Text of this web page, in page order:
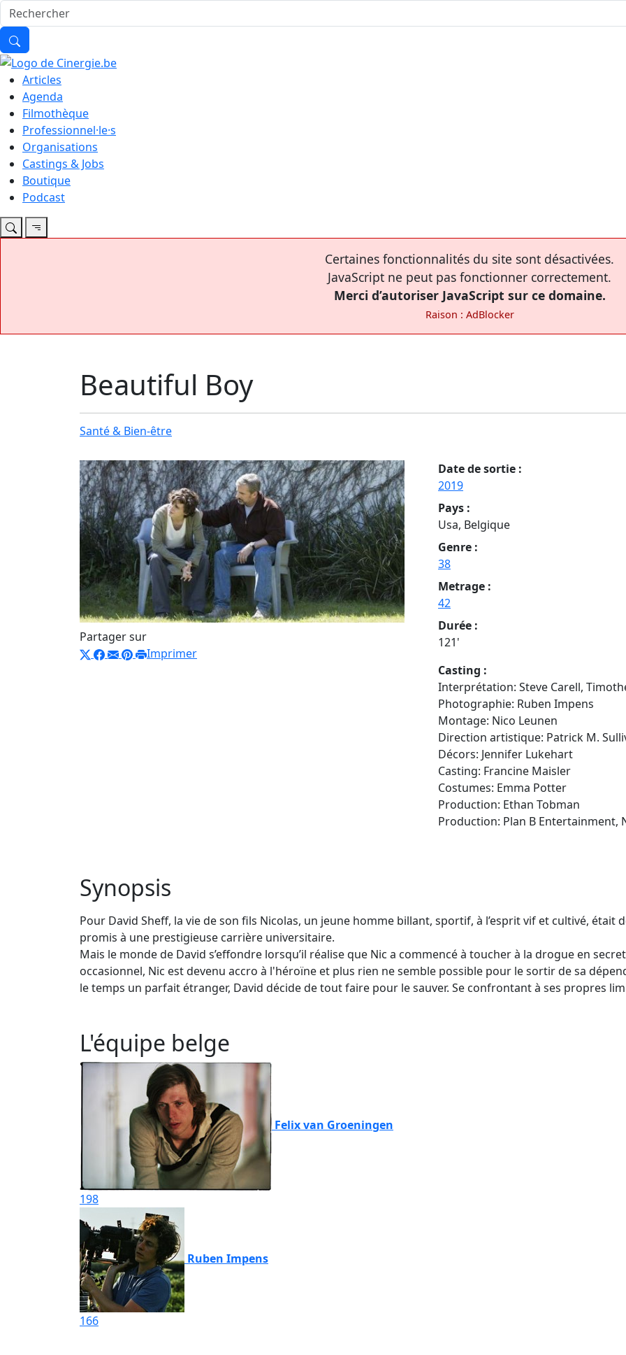
Articles
Agenda
Filmothèque
Professionnel·le·s
Organisations
Castings & Jobs
Boutique
Podcast
Certaines fonctionnalités du site sont désactivées.
JavaScript ne peut pas fonctionner correctement.
Merci d’autoriser JavaScript sur ce domaine.
Raison : AdBlocker
Beautiful Boy
Santé & Bien-être
Partager sur
Imprimer
Date de sortie :
2019
Pays :
Usa, Belgique
Genre :
38
Metrage :
42
Durée :
121'
Casting :
Interprétation: Steve Carell,
Photographie: Ruben Impens
Montage: Nico Leunen
Direction artistique: Patrick M.
Décors: Jennifer Lukehart
Casting: Francine Maisler
Costumes: Emma Potter
Production: Ethan Tobman
Production: Plan B Entertainment,
Synopsis
Pour David Sheff, la vie de son fils Nicolas, un jeune homme billant, sportif, à l’esprit vif et cultivé, était
promis à une prestigieuse carrière universitaire.
Mais le monde de David s’effondre lorsqu’il réalise que Nic a commencé à toucher à la drogue en
occasionnel, Nic est devenu accro à l'héroïne et plus rien ne semble possible pour le sortir de sa
le temps un parfait étranger, David décide de tout faire pour le sauver. Se confrontant à ses propres
L'équipe belge
Felix van Groeningen
198
Ruben Impens
166